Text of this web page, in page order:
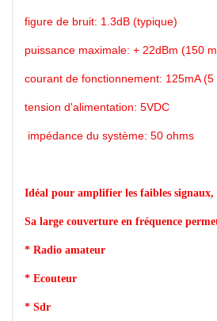
figure de bruit: 1.3dB (typique)
puissance maximale: + 22dBm (150
courant de fonctionnement: 125mA (5
tension d'alimentation: 5VDC
impédance du système: 50 ohms
Idéal pour amplifier les faibles
Sa large couverture en fréquence
* Radio amateur
* Ecouteur
* Sdr